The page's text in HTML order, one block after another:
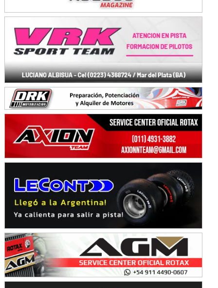
KDO - F6
Ciudad de Trenque Lauquen (Asfalto)
Trenque Lauquen (Buenos Aires)
ENTRERRIANO - F6 (POSTERGADA)
Parque de la Velocidad (Asfalto)
Villaguay (Entre Ríos)
VICTORIENSE - F7
El Cerro (Tierra)
Victoria (Entre Ríos)
PATAGONICO - F6
Moto Club Reginense (Tierra)
Gral. E. Godoy (Río Negro)
CSK - F7
Humboldt (Santa Fe)
NORESTE SANTAFESINO - F6
Ciudad de Avellaneda (Asfalto)
Avellaneda (Santa Fe)
SUR SANTAFESINO - F4
José Samuel Sánchez (Tierra)
Rufino (Santa Fe)
TUCUMANO - F5